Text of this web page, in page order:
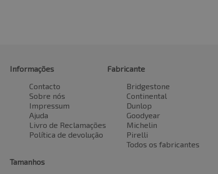
Informações
Contacto
Sobre nós
Impressum
Ajuda
Livro de Reclamações
Política de devolução
Fabricante
Bridgestone
Continental
Dunlop
Goodyear
Michelin
Pirelli
Todos os fabricantes
Tamanhos